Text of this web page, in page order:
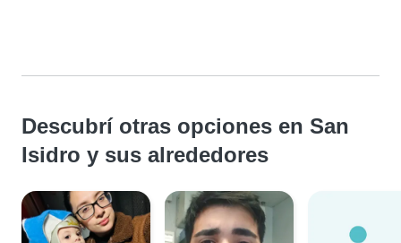
Descubrí otras opciones en San
Isidro y sus alrededores